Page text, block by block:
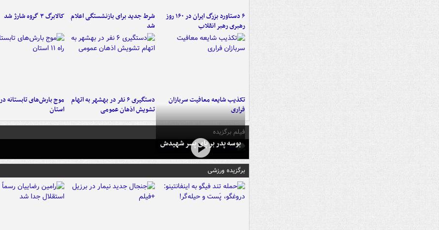
۶ دستاورد بزرگ ایران در ۱۶۰ روز
رهبری رهبر انقلاب
شرط جدید برای بازنشستگی اعلام
شد
کالابرگ ۳ گروه شارژ شد
تکذیب شایعه معافیت سربازان
فراری
دستگیری ۶ نفر در بهشهر به اتهام
تشویش اذهان عمومی
استان
فیلم برگزیده
بوسه‌ پدر بر پای پسر شهیدش
برگزیده ورزشی